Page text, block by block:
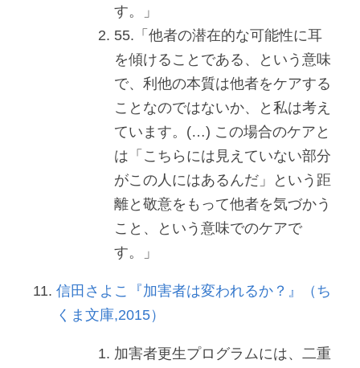
す。」
55.「他者の潜在的な可能性に耳
を傾けることである、という意味
で、利他の本質は他者をケアする
ことなのではないか、と私は考え
ています。(…) この場合のケアと
は「こちらには見えていない部分
がこの人にはあるんだ」という距
離と敬意をもって他者を気づかう
こと、という意味でのケアで
す。」
信田さよこ『加害者は変われるか？』（ち
くま文庫,2015）
加害者更生プログラムには、二重